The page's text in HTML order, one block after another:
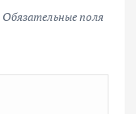
Обязательные поля